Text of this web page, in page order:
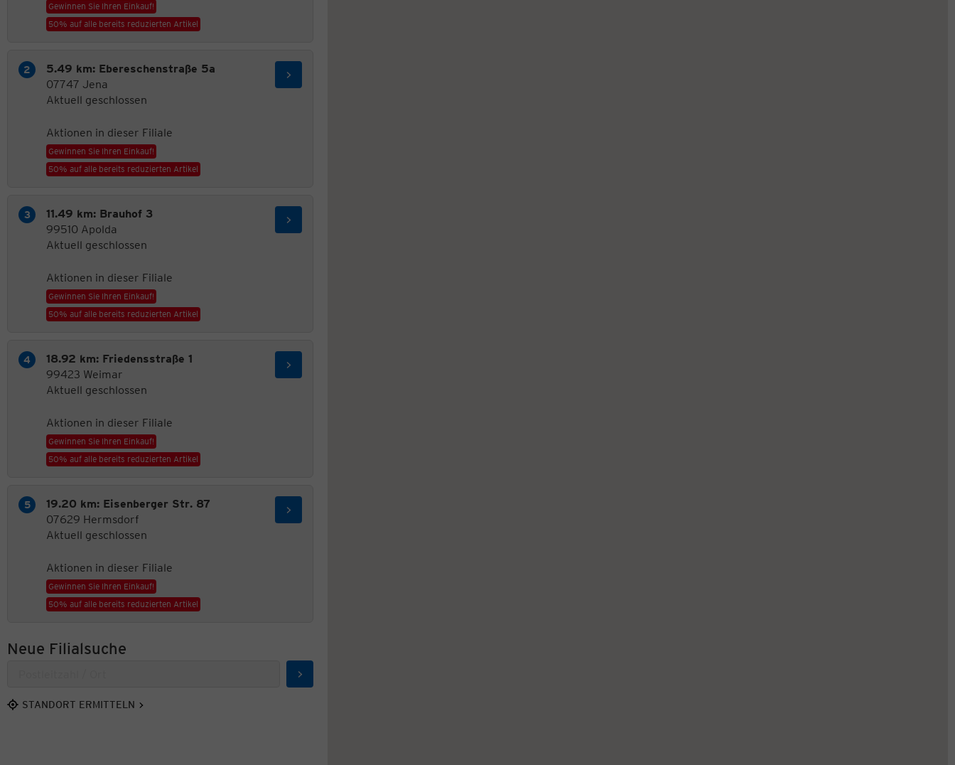
Gewinnen Sie Ihren Einkauf!
50% auf alle bereits reduzierten Artikel
5.49 km: Ebereschenstraße 5a
07747 Jena
Aktuell geschlossen
Aktionen in dieser Filiale
Gewinnen Sie Ihren Einkauf!
50% auf alle bereits reduzierten Artikel
11.49 km: Brauhof 3
99510 Apolda
Aktuell geschlossen
Aktionen in dieser Filiale
Gewinnen Sie Ihren Einkauf!
50% auf alle bereits reduzierten Artikel
18.92 km: Friedensstraße 1
99423 Weimar
Aktuell geschlossen
Aktionen in dieser Filiale
Gewinnen Sie Ihren Einkauf!
50% auf alle bereits reduzierten Artikel
19.20 km: Eisenberger Str. 87
07629 Hermsdorf
Aktuell geschlossen
Aktionen in dieser Filiale
Gewinnen Sie Ihren Einkauf!
50% auf alle bereits reduzierten Artikel
Neue Filialsuche
Suchen
STANDORT ERMITTELN